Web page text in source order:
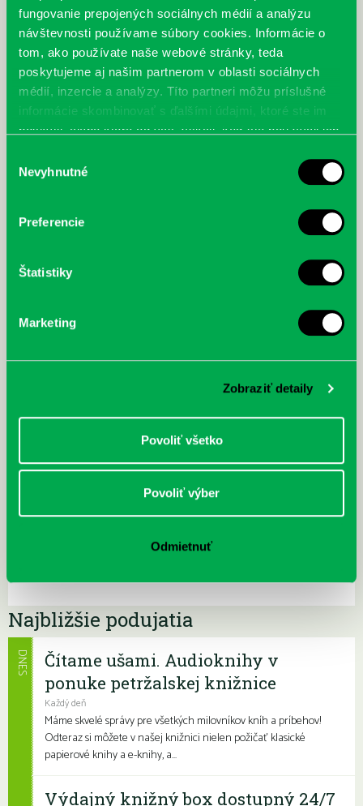
fungovanie prepojených sociálnych médií a analýzu
návštevnosti používame súbory cookies. Informácie o
tom, ako používate naše webové stránky, teda
poskytujeme aj našim partnerom v oblasti sociálnych
médií, inzercie a analýzy. Títo partneri môžu príslušné
informácie skombinovať s ďalšími údajmi, ktoré ste im
poskytli, alebo ktoré od vás získali, keď ste používali ich
súhlasu
Nevyhnutné
Preferencie
Štatistiky
Marketing
Zobraziť detaily
Povoliť všetko
Povoliť výber
Odmietnuť
Najbližšie podujatia
Čítame ušami. Audioknihy v
ponuke petržalskej knižnice
Každý deň
Máme skvelé správy pre všetkých milovníkov kníh a príbehov!
Odteraz si môžete v našej knižnici nielen požičať klasické
papierové knihy a e-knihy, a...
DNES
Výdajný knižný box dostupný 24/7